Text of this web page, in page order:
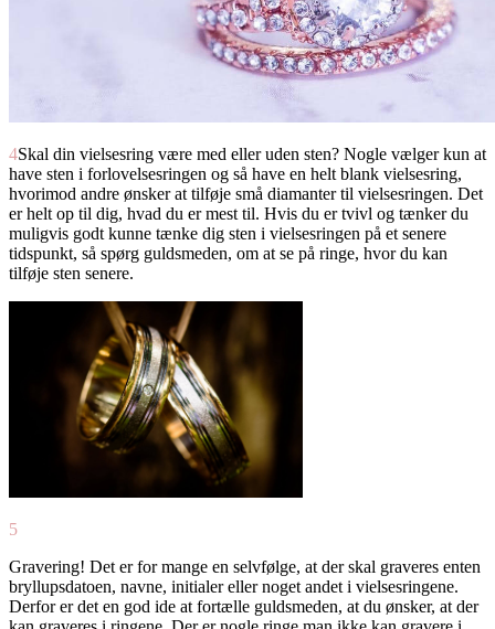
4Skal din vielsesring være med eller uden sten? Nogle vælger kun at
have sten i forlovelsesringen og så have en helt blank vielsesring,
hvorimod andre ønsker at tilføje små diamanter til vielsesringen. Det
er helt op til dig, hvad du er mest til. Hvis du er tvivl og tænker du
muligvis godt kunne tænke dig sten i vielsesringen på et senere
tidspunkt, så spørg guldsmeden, om at se på ringe, hvor du kan
tilføje sten senere.
5
Gravering! Det er for mange en selvfølge, at der skal graveres enten
bryllupsdatoen, navne, initialer eller noget andet i vielsesringene.
Derfor er det en god ide at fortælle guldsmeden, at du ønsker, at der